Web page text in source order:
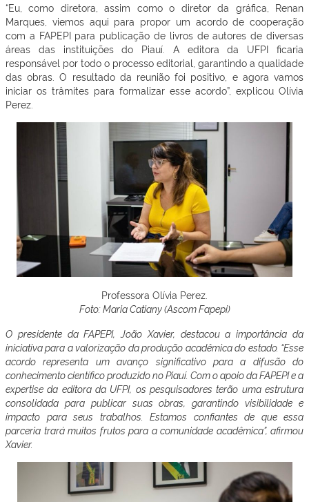
“Eu, como diretora, assim como o diretor da gráfica, Renan
Marques, viemos aqui para propor um acordo de cooperação
com a FAPEPI para publicação de livros de autores de diversas
áreas das instituições do Piauí. A editora da UFPI ficaria
responsável por todo o processo editorial, garantindo a qualidade
das obras. O resultado da reunião foi positivo, e agora vamos
iniciar os trâmites para formalizar esse acordo”, explicou Olívia
Perez.
Professora Olívia Perez.
Foto: Maria Catiany (Ascom Fapepi)
O presidente da FAPEPI, João Xavier, destacou a importância da
iniciativa para a valorização da produção acadêmica do estado. “Esse
acordo representa um avanço significativo para a difusão do
conhecimento científico produzido no Piauí. Com o apoio da FAPEPI e a
expertise da editora da UFPI, os pesquisadores terão uma estrutura
consolidada para publicar suas obras, garantindo visibilidade e
impacto para seus trabalhos. Estamos confiantes de que essa
parceria trará muitos frutos para a comunidade acadêmica”, afirmou
Xavier.